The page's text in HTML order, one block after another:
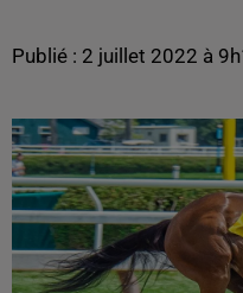
Publié : 2 juillet 2022 à